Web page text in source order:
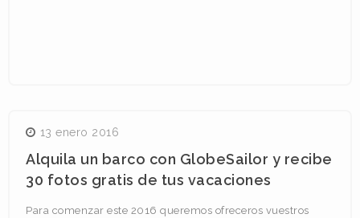
13 enero 2016
Alquila un barco con GlobeSailor y recibe
30 fotos gratis de tus vacaciones
Para comenzar este 2016 queremos ofreceros vuestros